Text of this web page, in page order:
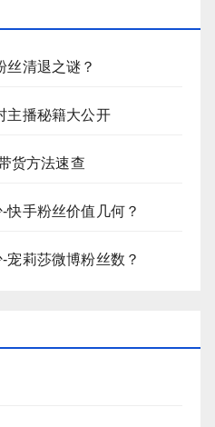
丝清退之谜？
主播秘籍大公开
货方法速查
快手粉丝价值几何？
宠莉莎微博粉丝数？